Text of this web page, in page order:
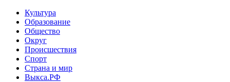
Культура
Образование
Общество
Округ
Происшествия
Спорт
Страна и мир
Выкса.РФ